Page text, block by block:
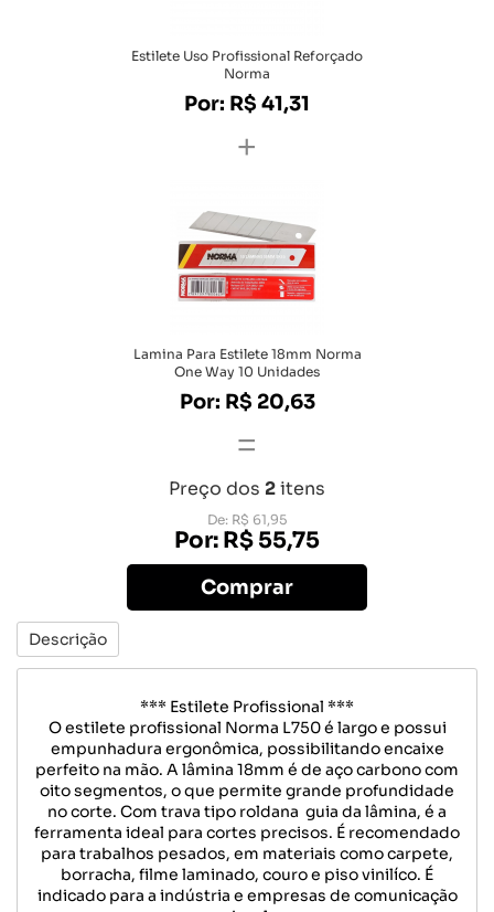
Estilete Uso Profissional Reforçado
Norma
Por: R$ 41,31
+
Lamina Para Estilete 18mm Norma
One Way 10 Unidades
Por: R$ 20,63
=
Preço dos 2itens
De: R$ 61,95
Por: R$ 55,75
Comprar
Descrição
*** Estilete Profissional ***
O estilete profissional Norma L750 é largo e possui
empunhadura ergonômica, possibilitando encaixe
perfeito na mão. A lâmina 18mm é de aço carbono com
oito segmentos, o que permite grande profundidade
no corte. Com trava tipo roldana guia da lâmina, é a
ferramenta ideal para cortes precisos. É recomendado
para trabalhos pesados, em materiais como carpete,
borracha, filme laminado, couro e piso vinilíco. É
indicado para a indústria e empresas de comunicação